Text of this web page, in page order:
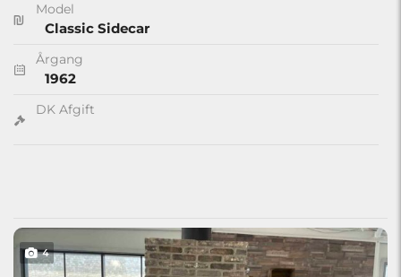
Model
Classic Sidecar
Årgang
1962
DK Afgift
4